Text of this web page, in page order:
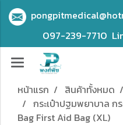
097-239-7710
หน้าแรก สินค้าทั้งหมด
กระเป๋าปฐมพยาบาล ก
Bag First Aid Bag (XL)